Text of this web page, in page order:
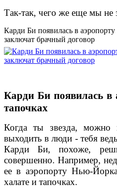
Так-так, чего же еще мы не
Карди Би появилась в
заключат брачный договор
Карди Би появилась в
тапочках
Когда ты звезда, можно
выходить в люди - тебя
Карди Би, похоже,
совершенно. Например,
ее в аэропорту Нью-
халате и тапочках.